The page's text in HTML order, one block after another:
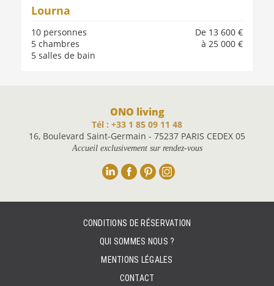
Lourna
De 13 600 €
à 25 000 €
10 personnes
5 chambres
5 salles de bain
ONO living
Tél : +33 1 85 09 11 48
16, Boulevard Saint-Germain - 75237 PARIS CEDEX 05
Accueil exclusivement sur rendez-vous
Linkedin
CONDITIONS DE RÉSERVATION
QUI SOMMES NOUS ?
MENTIONS LÉGALES
CONTACT